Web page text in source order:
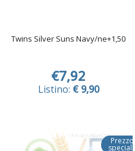
Twins Silver Suns Navy/ne+1,50
€7,92
Listino: € 9,90
Prezzo